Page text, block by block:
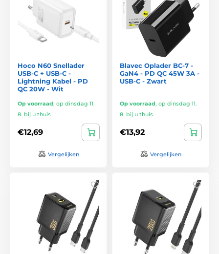
Hoco N60 Snellader
USB-C + USB-C -
Lightning Kabel - PD
QC 20W - Wit
Op voorraad, op dinsdag 11.
8. bij u thuis
€12,69
Vergelijken
Blavec Oplader BC-7 -
GaN4 - PD QC 45W 3A -
USB-C - Zwart
Op voorraad, op dinsdag 11.
8. bij u thuis
€13,92
Vergelijken